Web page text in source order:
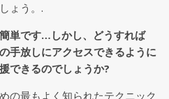
ょう。.
単です…しかし、どうすれば
手放しにアクセスできるように
できるのでしょうか?
の最もよく知られたテクニック